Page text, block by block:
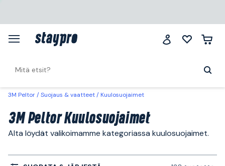
3M Peltor Suojaus & vaatteet Kuulosuojaimet
3M Peltor Kuulosuojaimet
Alta löydät valikoimamme kategoriassa kuulosuojaimet.